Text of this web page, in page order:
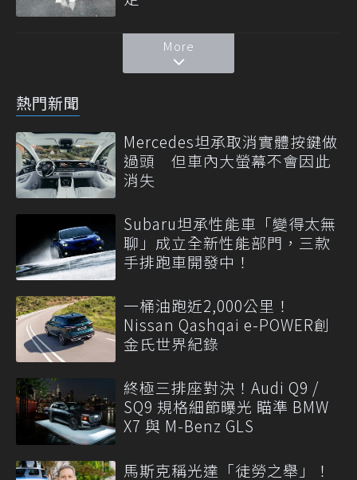
More
熱門新聞
Mercedes坦承取消實體按鍵做
過頭 但車內大螢幕不會因此
消失
Subaru坦承性能車「變得太無
聊」成立全新性能部門，三款
手排跑車開發中！
一桶油跑近2,000公里！
Nissan Qashqai e-POWER創
金氏世界紀錄
終極三排座對決！Audi Q9 /
SQ9 規格細節曝光 瞄準 BMW
X7 與 M-Benz GLS
馬斯克稱光達「徒勞之舉」！